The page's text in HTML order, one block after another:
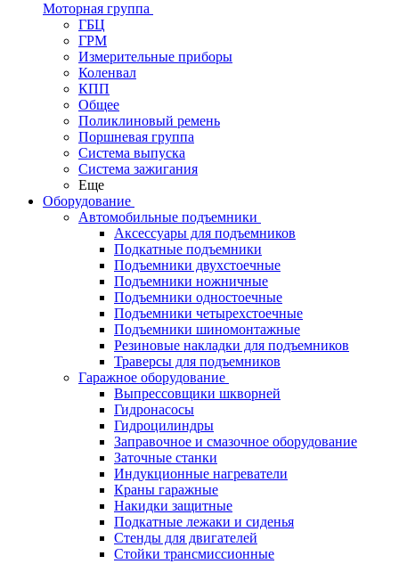
Моторная группа
ГБЦ
ГРМ
Измерительные приборы
Коленвал
КПП
Общее
Поликлиновый ремень
Поршневая группа
Система выпуска
Система зажигания
Еще
Оборудование
Автомобильные подъемники
Аксессуары для подъемников
Подкатные подъемники
Подъемники двухстоечные
Подъемники ножничные
Подъемники одностоечные
Подъемники четырехстоечные
Подъемники шиномонтажные
Резиновые накладки для подъемников
Траверсы для подъемников
Гаражное оборудование
Выпрессовщики шкворней
Гидронасосы
Гидроцилиндры
Заправочное и смазочное оборудование
Заточные станки
Индукционные нагреватели
Краны гаражные
Накидки защитные
Подкатные лежаки и сиденья
Стенды для двигателей
Стойки трансмиссионные